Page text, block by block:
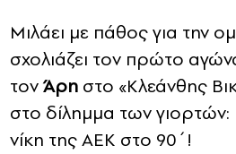
Μιλάει με πάθος για την
σχολιάζει τον πρώτο
τονΆρη στο «Κλεάνθης
στο δίλημμα των
νίκη της ΑΕΚ στο 90΄!